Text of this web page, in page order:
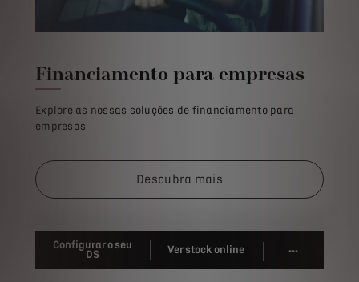
Financiamento para empresas
Explore as nossas soluções de financiamento para
empresas
Descubra mais
Configurar o seu
DS
Ver stock online ...